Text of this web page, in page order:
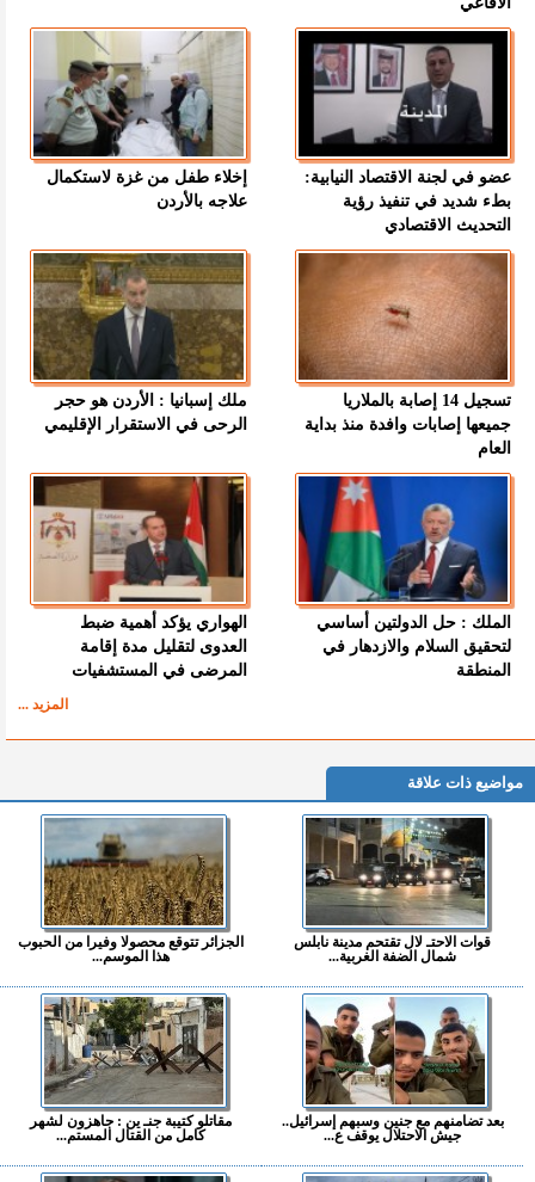
عضو في لجنة الاقتصاد النيابية:
بطء شديد في تنفيذ رؤية
التحديث الاقتصادي
إخلاء طفل من غزة لاستكمال
علاجه بالأردن
تسجيل 14 إصابة بالملاريا
جميعها إصابات وافدة منذ بداية
العام
ملك إسبانيا : الأردن هو حجر
الرحى في الاستقرار الإقليمي
الملك : حل الدولتين أساسي
لتحقيق السلام والازدهار في
المنطقة
الهواري يؤكد أهمية ضبط
العدوى لتقليل مدة إقامة
المرضى في المستشفيات
المزيد ...
مواضيع ذات علاقة
قوات الاحتـ لال تقتحم مدينة نابلس
شمال الضفة الغربية...
الجزائر تتوقع محصولا وفيرا من الحبوب
هذا الموسم...
بعد تضامنهم مع جنين وسبهم إسرائيل..
جيش الاحتلال يوقف ع...
مقاتلو كتيبة جنـ ين : جاهزون لشهر
كامل من القتال المستم...